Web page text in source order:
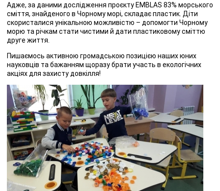
Адже, за даними дослідження проєкту EMBLAS 83% морського
сміття, знайденого в Чорному морі, складає пластик. Діти
скористалися унікальною можливістю – допомогти Чорному
морю та річкам стати чистими й дати пластиковому сміттю
друге життя.
Пишаємось активною громадською позицією наших юних
науковців та бажанням щоразу брати участь в екологічних
акціях для захисту довкілля!